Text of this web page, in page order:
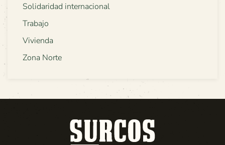
Solidaridad internacional
Trabajo
Vivienda
Zona Norte